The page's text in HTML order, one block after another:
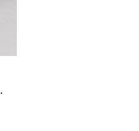
.